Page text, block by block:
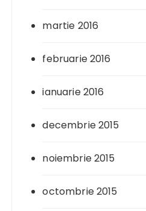
martie 2016
februarie 2016
ianuarie 2016
decembrie 2015
noiembrie 2015
octombrie 2015